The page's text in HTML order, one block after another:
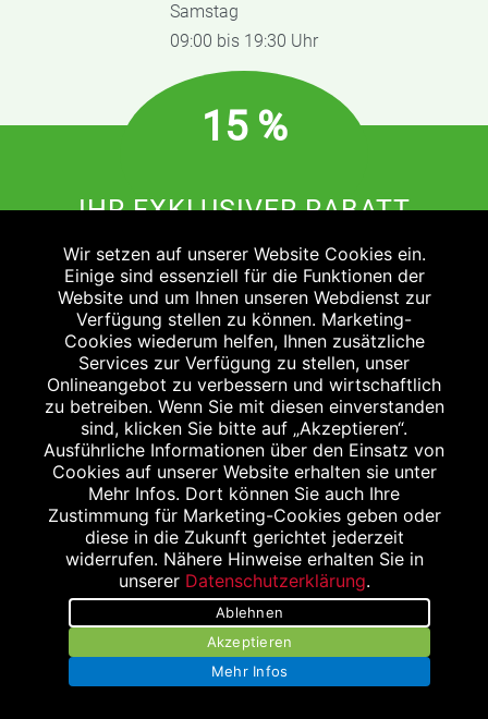
Samstag
09:00 bis 19:30 Uhr
15 %
IHR EXKLUSIVER RABATT
Einfach diese Abbildung auf Ihrem
Smartphone vorzeigen und 15 % Rabatt auf
einen Einkauf ab 10,- € bekommen. Gilt nicht
für das verschreibungspflichtige Sortiment.
Aktionsartikel, Doppelrabattierungen und
Rezeptzuzahlungen sind leider
ausgenommen.
Stellenangebote
Wir setzen auf unserer Website Cookies ein.
Einige sind essenziell für die Funktionen der
Website und um Ihnen unseren Webdienst zur
Verfügung stellen zu können. Marketing-
Cookies wiederum helfen, Ihnen zusätzliche
Services zur Verfügung zu stellen, unser
Onlineangebot zu verbessern und wirtschaftlich
zu betreiben. Wenn Sie mit diesen einverstanden
sind, klicken Sie bitte auf „Akzeptieren“.
Ausführliche Informationen über den Einsatz von
Cookies auf unserer Website erhalten sie unter
Mehr Infos. Dort können Sie auch Ihre
Zustimmung für Marketing-Cookies geben oder
diese in die Zukunft gerichtet jederzeit
widerrufen. Nähere Hinweise erhalten Sie in
unserer Datenschutzerklärung.
Ablehnen
Akzeptieren
Mehr Infos